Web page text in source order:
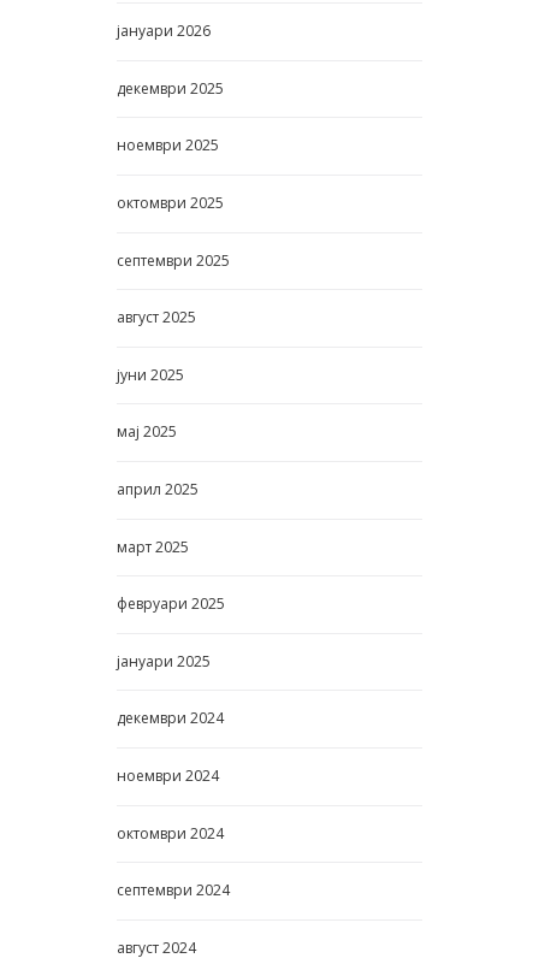
јануари 2026
декември 2025
ноември 2025
октомври 2025
септември 2025
август2025
јуни 2025
мај 2025
април 2025
март2025
февруари 2025
јануари 2025
декември 2024
ноември 2024
октомври 2024
септември 2024
август2024